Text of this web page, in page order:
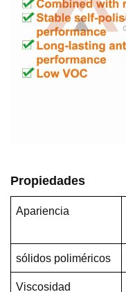
Propiedades
Apariencia
sólidos poliméricos
Viscosidad